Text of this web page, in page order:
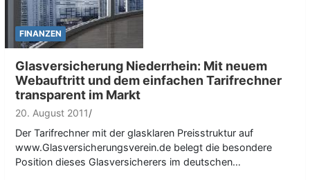
FINANZEN
Glasversicherung Niederrhein: Mit neuem
Webauftritt und dem einfachen Tarifrechner
transparent im Markt
20. August 2011
Der Tarifrechner mit der glasklaren Preisstruktur auf
www.Glasversicherungsverein.de belegt die besondere
Position dieses Glasversicherers im deutschen…